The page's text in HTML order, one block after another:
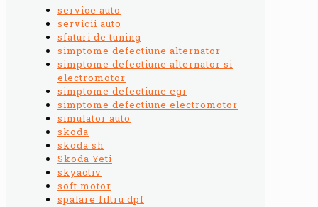
service auto
servicii auto
sfaturi de tuning
simptome defectiune alternator
simptome defectiune alternator si
electromotor
simptome defectiune egr
simptome defectiune electromotor
simulator auto
skoda
skoda sh
Skoda Yeti
skyactiv
soft motor
spalare filtru dpf